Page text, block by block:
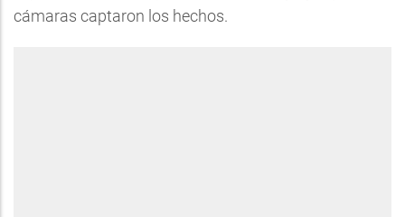
cámaras captaron los hechos.